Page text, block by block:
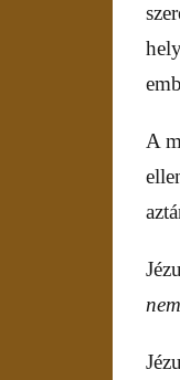
A